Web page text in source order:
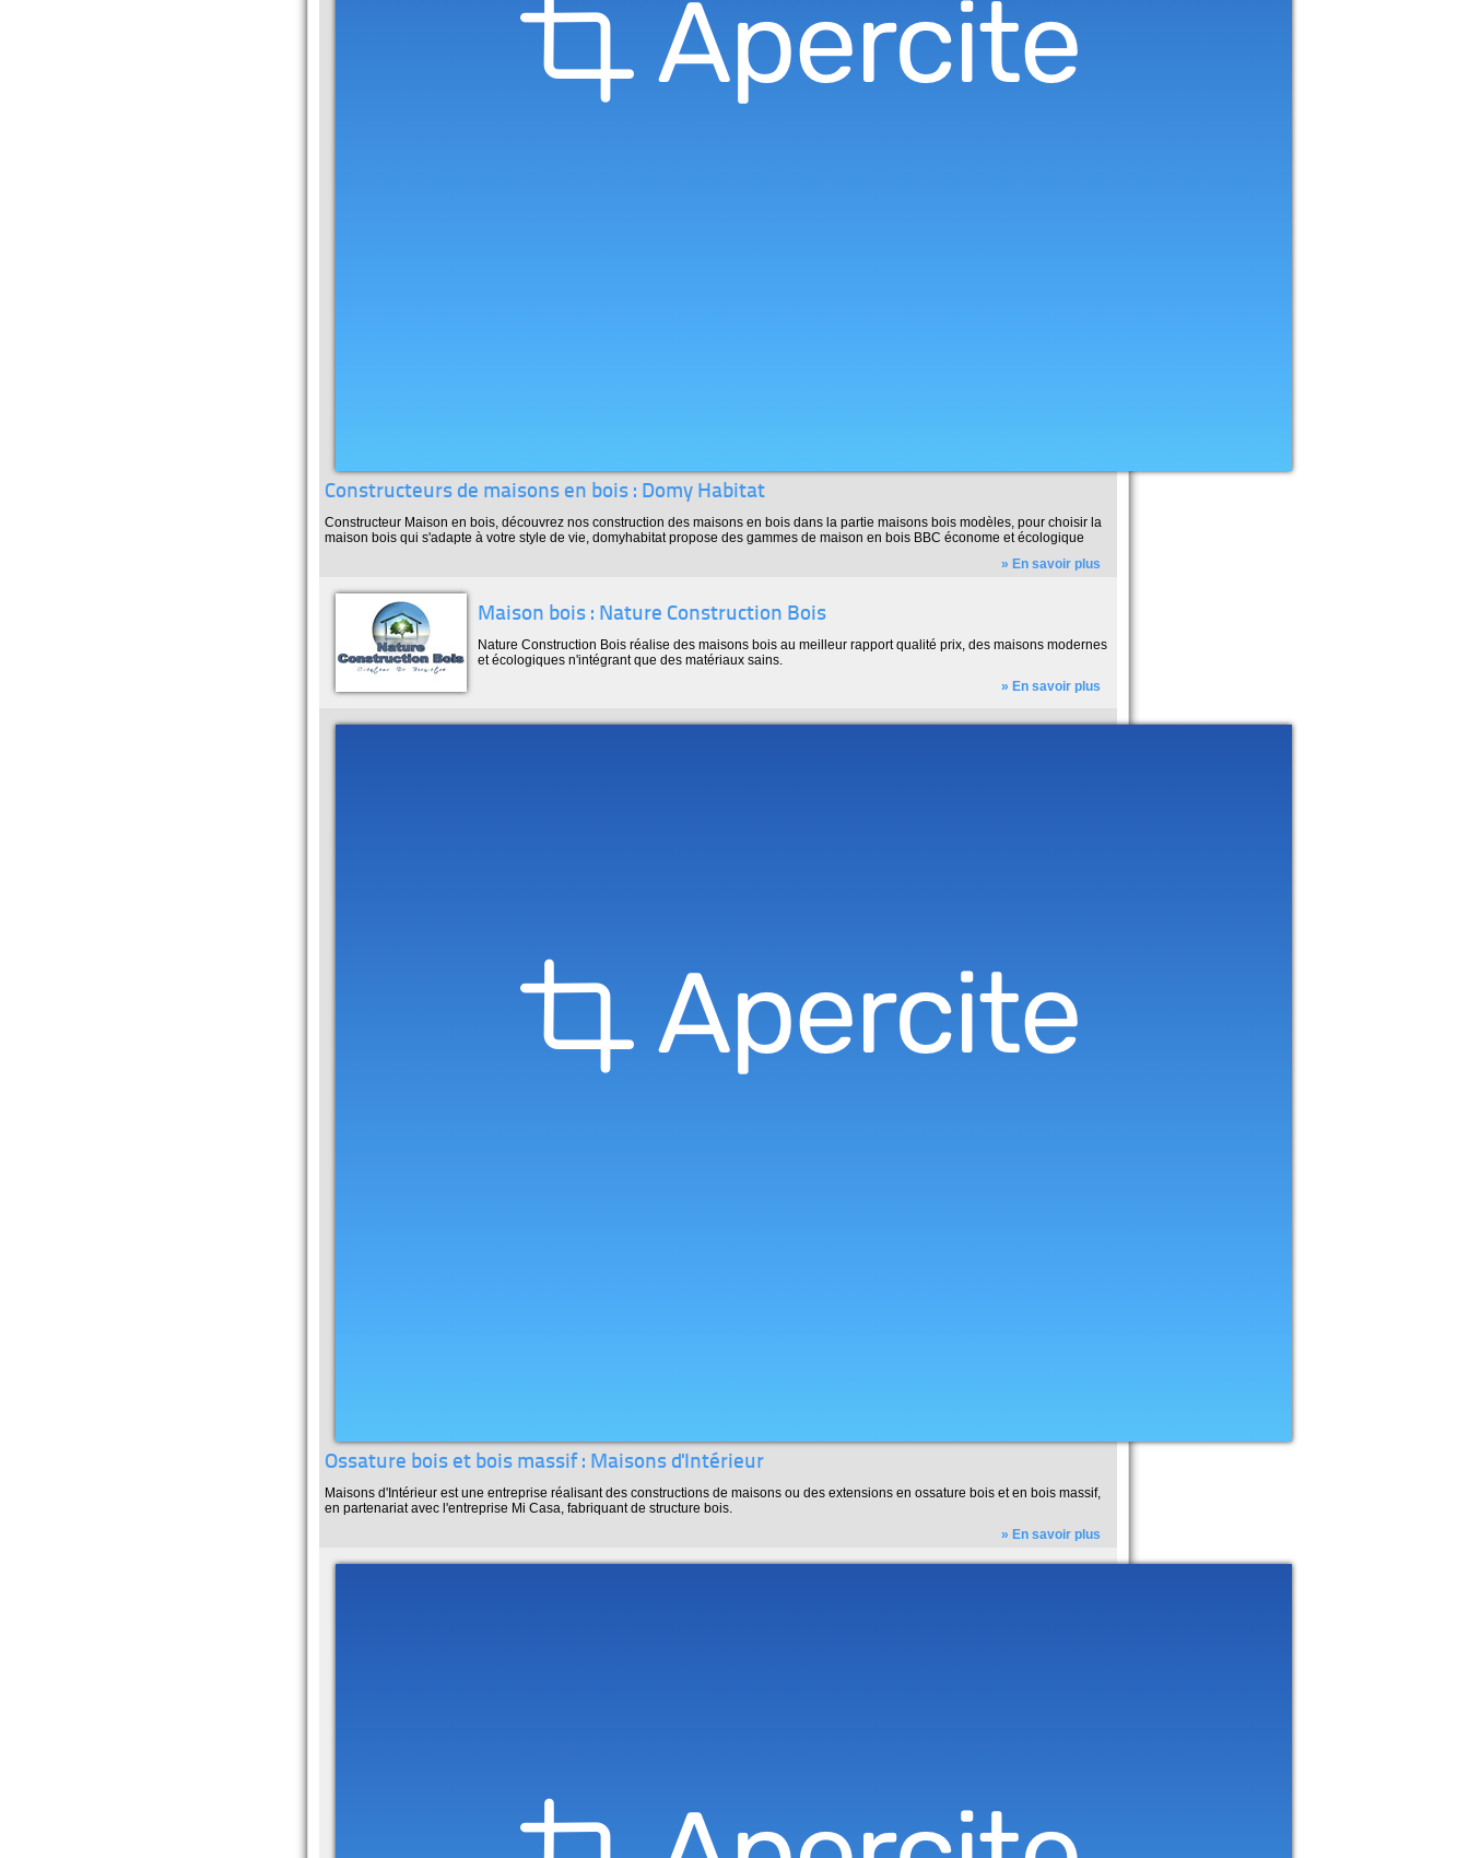
Constructeurs de maisons en bois : Domy Habitat
Constructeur Maison en bois, découvrez nos construction des maisons en bois dans la partie maisons bois modèles, pour choisir la
maison bois qui s'adapte à votre style de vie, domyhabitat propose des gammes de maison en bois BBC économe et écologique
» En savoir plus
Maison bois : Nature Construction Bois
Nature Construction Bois réalise des maisons bois au meilleur rapport qualité prix, des maisons modernes
et écologiques n'intégrant que des matériaux sains.
» En savoir plus
Ossature bois et bois massif : Maisons d'Intérieur
Maisons d'Intérieur est une entreprise réalisant des constructions de maisons ou des extensions en ossature bois et en bois massif,
en partenariat avec l'entreprise Mi Casa, fabriquant de structure bois.
» En savoir plus